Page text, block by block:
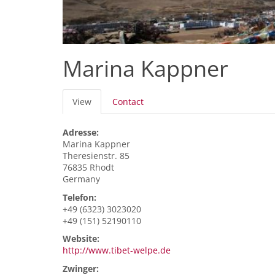
Marina Kappner
Primary
tabs
View (active
tab)
Contact
Adresse:
Marina Kappner
Theresienstr. 85
76835 Rhodt
Germany
Telefon:
+49 (6323) 3023020
+49 (151) 52190110
Website:
http://www.tibet-welpe.de
Zwinger: